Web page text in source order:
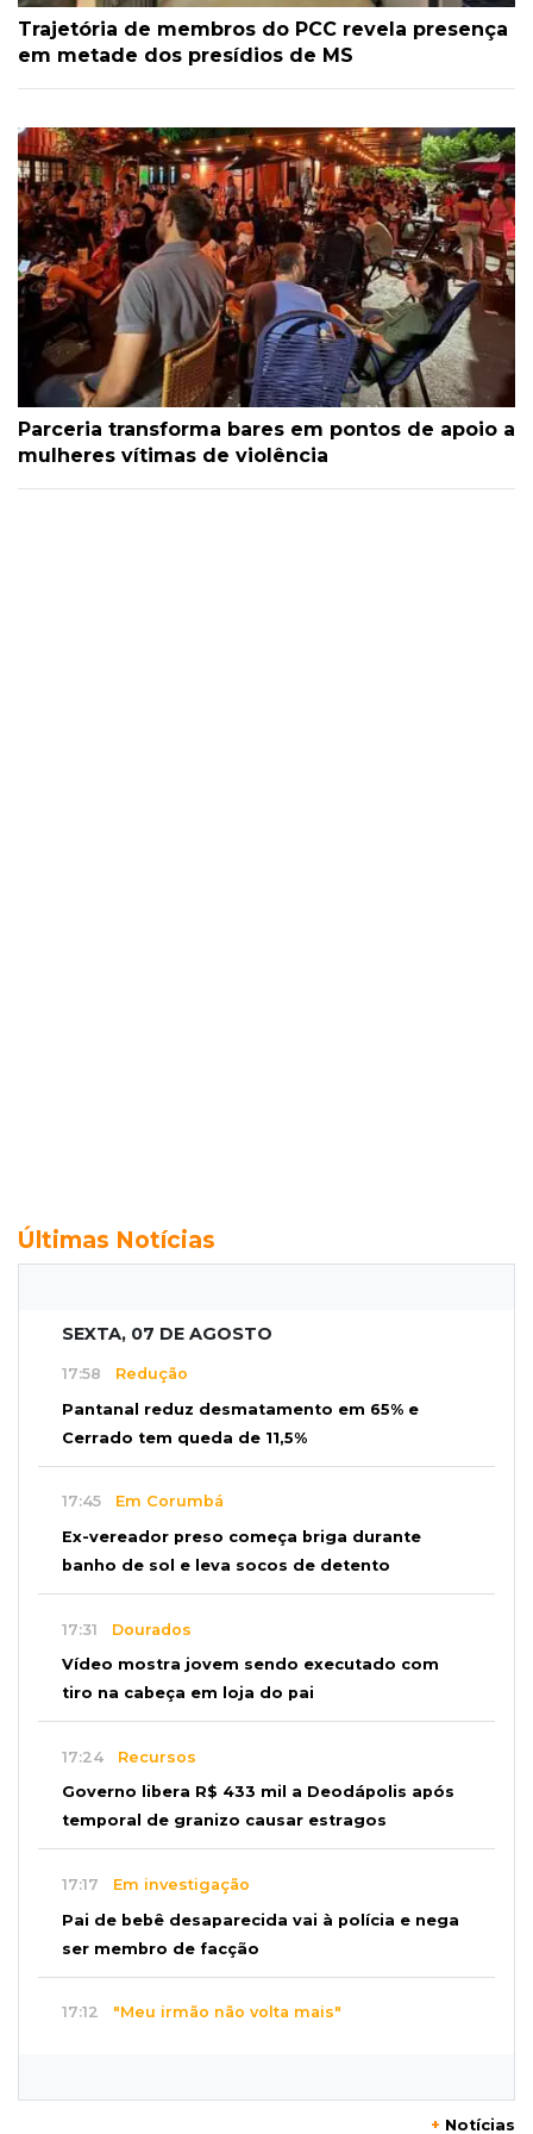
Trajetória de membros do PCC revela presença
em metade dos presídios de MS
Parceria transforma bares em pontos de apoio a
mulheres vítimas de violência
Últimas Notícias
SEXTA, 07 DE AGOSTO
17:58 Redução
Pantanal reduz desmatamento em 65% e
Cerrado tem queda de 11,5%
17:45 Em Corumbá
Ex-vereador preso começa briga durante
banho de sol e leva socos de detento
17:31 Dourados
Vídeo mostra jovem sendo executado com
tiro na cabeça em loja do pai
17:24 Recursos
Governo libera R$ 433 mil a Deodápolis após
temporal de granizo causar estragos
17:17 Em investigação
Pai de bebê desaparecida vai à polícia e nega
ser membro de facção
17:12 "Meu irmão não volta mais"
+ Notícias